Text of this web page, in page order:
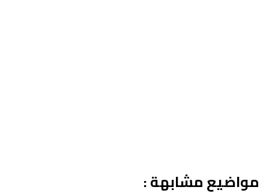
مواضيع مشابهة :